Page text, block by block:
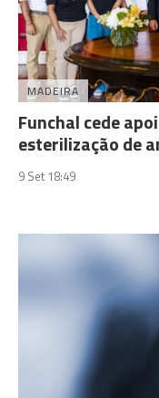
MADEIRA
Funchal cede
esterilização de
9 Set 18:49